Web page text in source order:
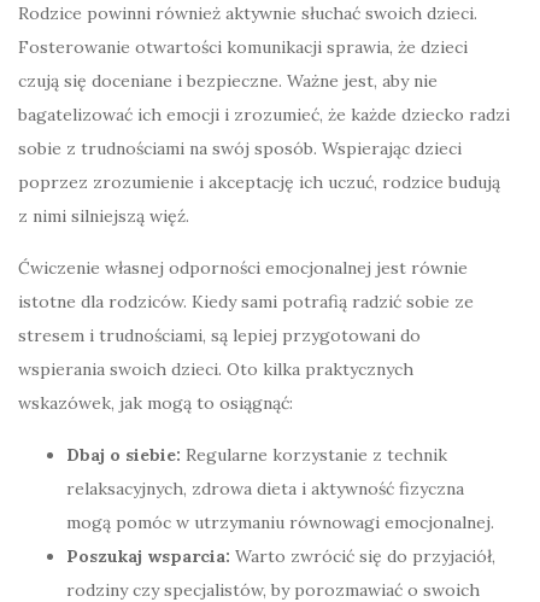
Rodzice powinni również aktywnie słuchać swoich dzieci.
Fosterowanie otwartości komunikacji sprawia, że dzieci
czują się doceniane i bezpieczne. Ważne jest, aby nie
bagatelizować ich emocji i zrozumieć, że każde dziecko radzi
sobie z trudnościami na swój sposób. Wspierając dzieci
poprzez zrozumienie i akceptację ich uczuć, rodzice budują
z nimi silniejszą więź.
Ćwiczenie własnej odporności emocjonalnej jest równie
istotne dla rodziców. Kiedy sami potrafią radzić sobie ze
stresem i trudnościami, są lepiej przygotowani do
wspierania swoich dzieci. Oto kilka praktycznych
wskazówek, jak mogą to osiągnąć:
Dbaj o siebie: Regularne korzystanie z technik
relaksacyjnych, zdrowa dieta i aktywność fizyczna
mogą pomóc w utrzymaniu równowagi emocjonalnej.
Poszukaj wsparcia: Warto zwrócić się do przyjaciół,
rodziny czy specjalistów, by porozmawiać o swoich